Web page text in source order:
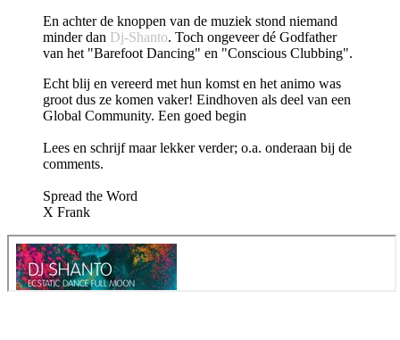
En achter de knoppen van de muziek stond niemand
minder dan Dj-Shanto. Toch ongeveer dé Godfather
van het "Barefoot Dancing" en "Conscious Clubbing".
Echt blij en vereerd met hun komst en het animo was
groot dus ze komen vaker! Eindhoven als deel van een
Global Community. Een goed begin
Lees en schrijf maar lekker verder; o.a. onderaan bij de
comments.
Spread the Word
X Frank